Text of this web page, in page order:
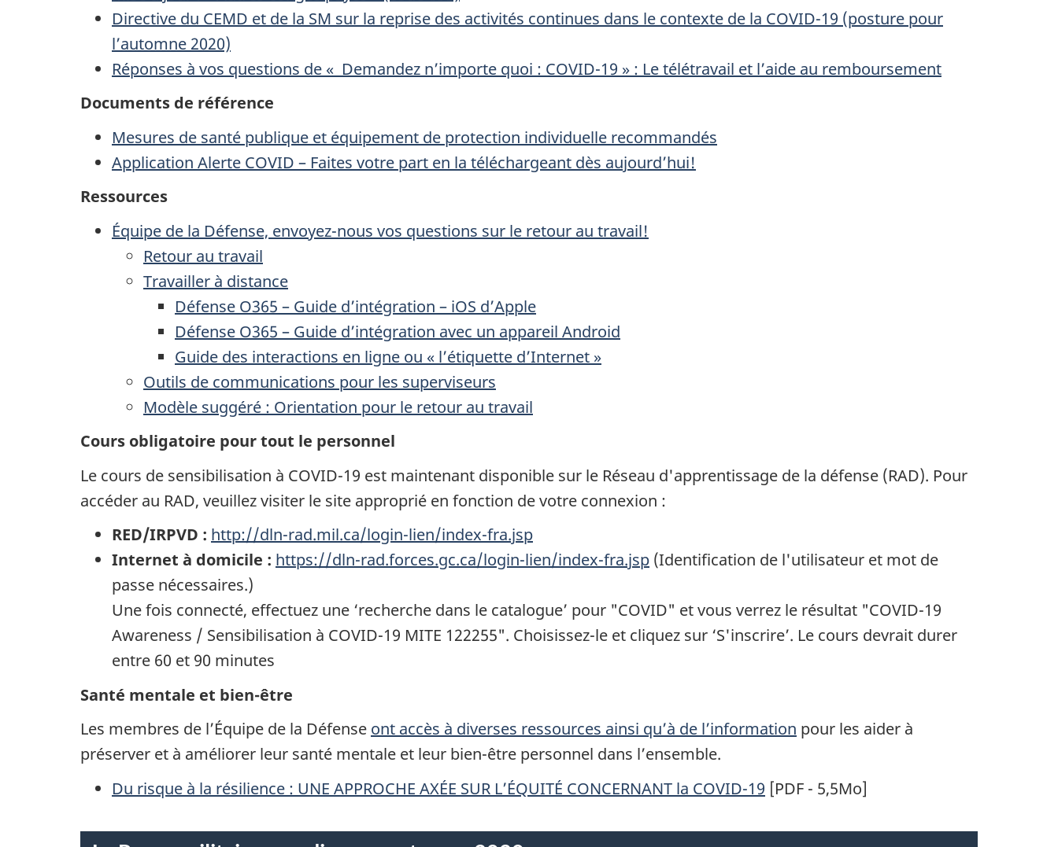
Directive du CEMD et de la SM sur la reprise des activités continues dans le contexte de la COVID-19 (posture pour
l’automne 2020)
Réponses à vos questions de « Demandez n’importe quoi : COVID-19 » : Le télétravail et l’aide au remboursement
Documents de référence
Mesures de santé publique et équipement de protection individuelle recommandés
Application Alerte COVID – Faites votre part en la téléchargeant dès aujourd’hui!
Ressources
Équipe de la Défense, envoyez-nous vos questions sur le retour au travail!
Retour au travail
Travailler à distance
Défense O365 – Guide d’intégration – iOS d’Apple
Défense O365 – Guide d’intégration avec un appareil Android
Guide des interactions en ligne ou « l’étiquette d’Internet »
Outils de communications pour les superviseurs
Modèle suggéré : Orientation pour le retour au travail
Cours obligatoire pour tout le personnel
Le cours de sensibilisation à COVID-19 est maintenant disponible sur le Réseau d'apprentissage de la défense (RAD). Pour
accéder au RAD, veuillez visiter le site approprié en fonction de votre connexion :
RED/IRPVD : http://dln-rad.mil.ca/login-lien/index-fra.jsp
Internet à domicile : https://dln-rad.forces.gc.ca/login-lien/index-fra.jsp (Identification de l'utilisateur et mot de
passe nécessaires.)
Une fois connecté, effectuez une ‘recherche dans le catalogue’ pour "COVID" et vous verrez le résultat "COVID-19
Awareness / Sensibilisation à COVID-19 MITE 122255". Choisissez-le et cliquez sur ‘S'inscrire’. Le cours devrait durer
entre 60 et 90 minutes
Santé mentale et bien-être
Les membres de l’Équipe de la Défense ont accès à diverses ressources ainsi qu’à de l’information pour les aider à
préserver et à améliorer leur santé mentale et leur bien-être personnel dans l’ensemble.
Du risque à la résilience : UNE APPROCHE AXÉE SUR L’ÉQUITÉ CONCERNANT la COVID-19 [PDF - 5,5Mo]